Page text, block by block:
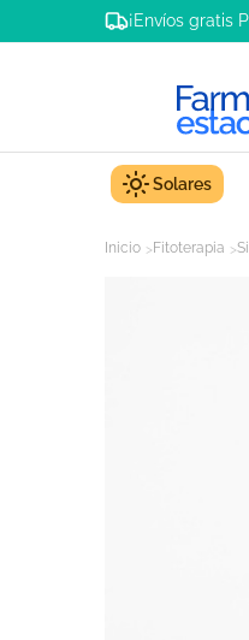
¡Envíos gratis
Solares
Inicio Fitoterapia